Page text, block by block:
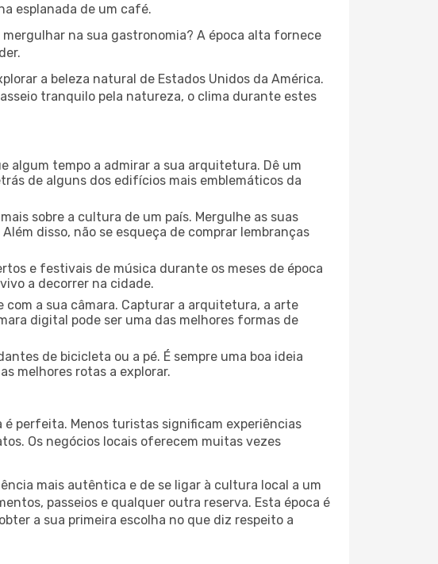
esplanada de um café.
na sua gastronomia? A época alta fornece
a beleza natural de Estados Unidos da América.
tranquilo pela natureza, o clima durante estes
algum tempo a admirar a sua arquitetura. Dê um
de alguns dos edifícios mais emblemáticos da
sobre a cultura de um país. Mergulhe as suas
disso, não se esqueça de comprar lembranças
e festivais de música durante os meses de época
a decorrer na cidade.
a sua câmara. Capturar a arquitetura, a arte
digital pode ser uma das melhores formas de
de bicicleta ou a pé. É sempre uma boa ideia
melhores rotas a explorar.
é perfeita. Menos turistas significam experiências
Os negócios locais oferecem muitas vezes
mais autêntica e de se ligar à cultura local a um
passeios e qualquer outra reserva. Esta época é
a sua primeira escolha no que diz respeito a